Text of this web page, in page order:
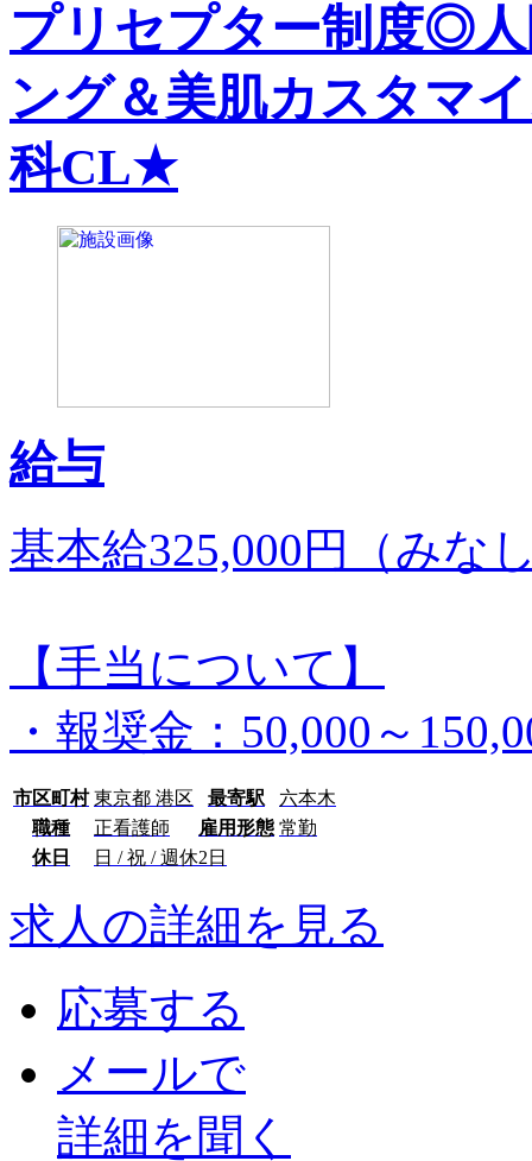
プリセプター制度◎
ング＆美肌カスタマ
科CL★
給与
基本給325,000円（みな
【手当について】
・報奨金：50,000～
市区町村 東京都 港区 最寄駅
六本木
職種
正看護師 雇用形態 常勤
休日
日 / 祝 / 週休2日
求人の詳細を見る
応募する
メールで
詳細を聞く